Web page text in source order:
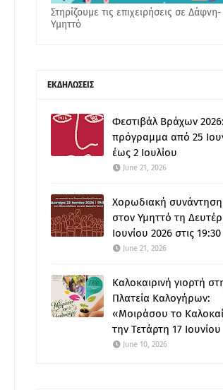
Στηρίζουμε τις επιχειρήσεις σε Δάφνη-
Υμηττό
ΕΚΔΗΛΩΣΕΙΣ
Φεστιβάλ Βράχων
πρόγραμμα από 25
έως 2 Ιουλίου
June 21, 2026
Χορωδιακή συνάντηση
στον Υμηττό τη
Ιουνίου 2026 στις 19:30
June 21, 2026
Καλοκαιρινή γιορτή
Πλατεία Καλογήρων:
«Μοιράσου το
την Τετάρτη 17 Ιουνίου
June 10, 2026